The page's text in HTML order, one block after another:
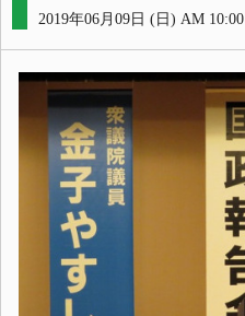
2019年06月09日 (日) AM 10:00